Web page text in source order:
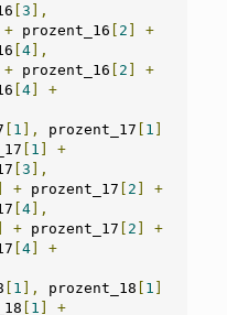
[3 ],
+ prozent_16 [ 2 ]
+
[4],
+ prozent_16 [ 2 ]
+
[4]
+
[ 1 ], prozent_17 [ 1 ]
[ 1 ]
+
[3 ],
+ prozent_17 [ 2 ]
+
[4],
+ prozent_17 [ 2 ]
+
[4]
+
[ 1 ], prozent_18 [ 1 ]
[ 1 ]
+